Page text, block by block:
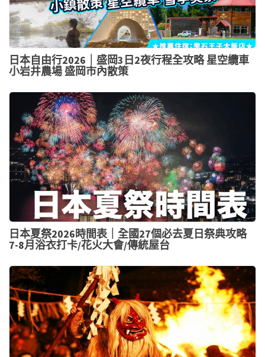
日本自由行2026｜盛岡3日2夜行程全攻略 星空纜車
小岩井農場 盛岡市內散策
日本夏祭2026時間表｜全國27個必去夏日祭典攻略
7-8月浴衣打卡/花火大會/傳統屋台